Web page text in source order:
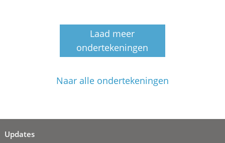
Laad meer
ondertekeningen
Naar alle ondertekeningen
Updates